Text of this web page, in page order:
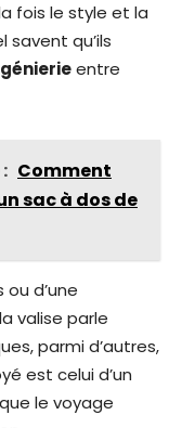
fois le style et la
qu’ils
entre
Comment
sac à dos de
ou d’une
valise parle
parmi d’autres,
est celui d’un
le voyage